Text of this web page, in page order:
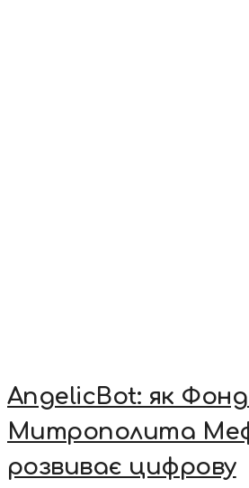
AngelicBot: як Фонд
Митрополита
розвиває цифрову